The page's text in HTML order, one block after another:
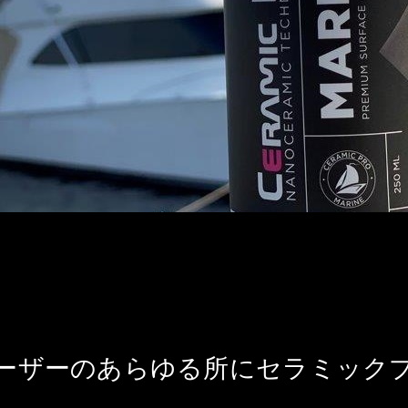
ザーのあらゆる所にセラミック